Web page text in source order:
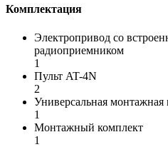
Комплектация
Электропривод со
радиоприемником
1
Пульт AT-4N
2
Универсальная монтажная
1
Монтажный комплект
1